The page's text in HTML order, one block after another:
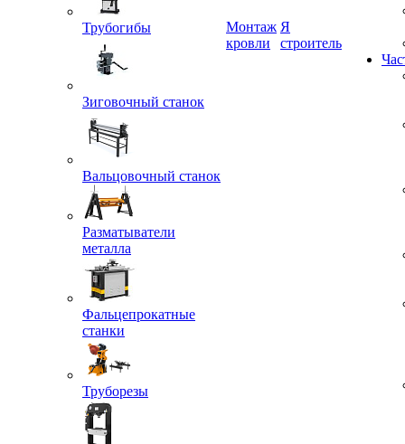
Трубогибы
Зиговочный станок
Вальцовочный станок
Разматыватели
металла
Фальцепрокатные
станки
Труборезы
Монтаж
кровли
Я
строитель